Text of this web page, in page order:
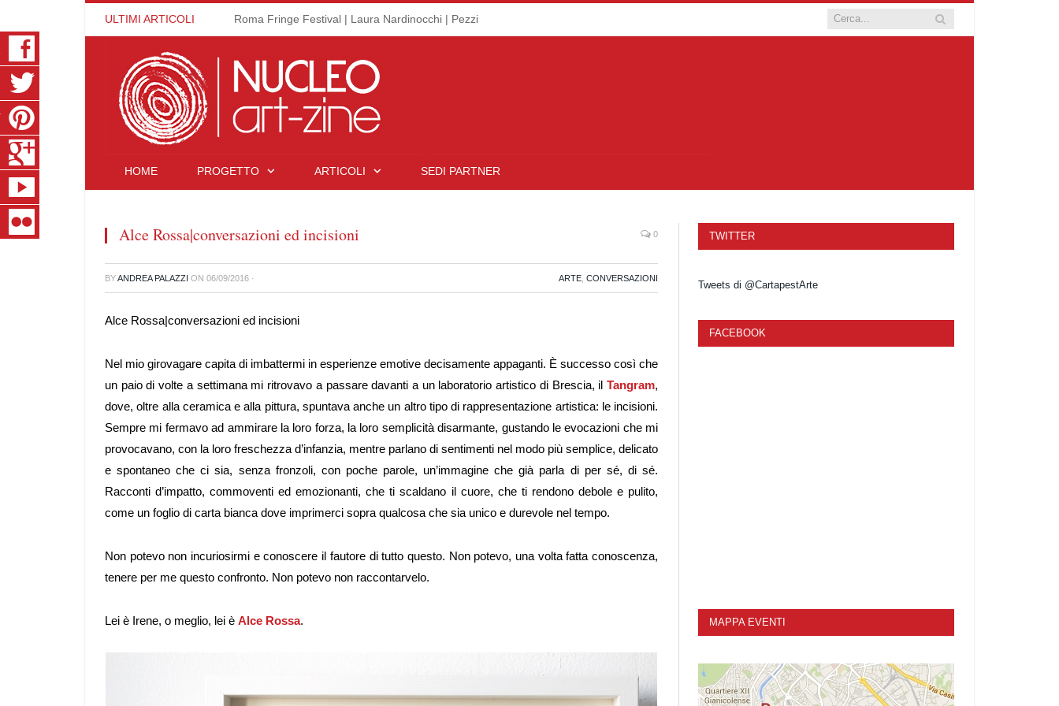
ULTIMI ARTICOLI Roma Fringe Festival | Laura Nardinocchi | Pezzi
HOME PROGETTO ARTICOLI SEDI PARTNER
Alce Rossa|conversazioni ed incisioni 0
BYANDREA PALAZZI ON 06/09/2016 · ARTE CONVERSAZIONI
Alce Rossa|conversazioni ed incisioni
Nel mio girovagare capita di imbattermi in esperienze emotive decisamente appaganti. È successo così che
un paio di volte a settimana mi ritrovavo a passare davanti a un laboratorio artistico di Brescia, il Tangram,
dove, oltre alla ceramica e alla pittura, spuntava anche un altro tipo di rappresentazione artistica: le incisioni.
Sempre mi fermavo ad ammirare la loro forza, la loro semplicità disarmante, gustando le evocazioni che mi
provocavano, con la loro freschezza d’infanzia, mentre parlano di sentimenti nel modo più semplice, delicato
e spontaneo che ci sia, senza fronzoli, con poche parole, un’immagine che già parla di per sé, di sé.
Racconti d’impatto, commoventi ed emozionanti, che ti scaldano il cuore, che ti rendono debole e pulito,
come un foglio di carta bianca dove imprimerci sopra qualcosa che sia unico e durevole nel tempo.
Non potevo non incuriosirmi e conoscere il fautore di tutto questo. Non potevo, una volta fatta conoscenza,
tenere per me questo confronto. Non potevo non raccontarvelo.
Lei è Irene, o meglio, lei è Alce Rossa.
TWITTER
Tweets di @CartapestArte
FACEBOOK
MAPPA EVENTI